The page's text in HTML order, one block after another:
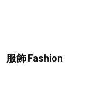
服飾 Fashion